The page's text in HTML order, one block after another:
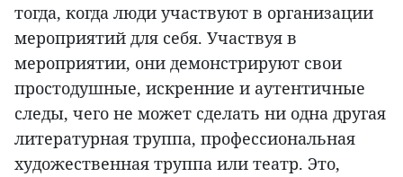
тогда, когда люди участвуют в организации
мероприятий для себя. Участвуя в
мероприятии, они демонстрируют свои
простодушные, искренние и аутентичные
следы, чего не может сделать ни одна другая
литературная труппа, профессиональная
художественная труппа или театр. Это,